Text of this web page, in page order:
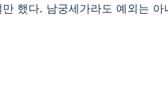
했다. 남궁세가라도 예외는 아